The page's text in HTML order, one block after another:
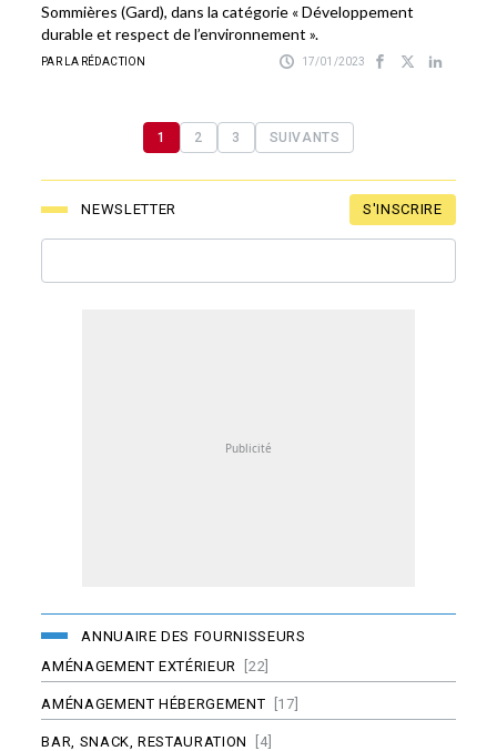
Sommières (Gard), dans la catégorie « Développement
durable et respect de l’environnement ».
PAR LA RÉDACTION 17/01/2023
1 2 3 SUIVANTS
NEWSLETTER S'INSCRIRE
ANNUAIRE DES FOURNISSEURS
AMÉNAGEMENT EXTÉRIEUR
[22]
AMÉNAGEMENT HÉBERGEMENT [17]
BAR, SNACK, RESTAURATION [4]